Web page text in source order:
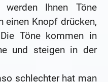
Ihnen Töne
einen Knopf drücken,
Töne kommen in
und steigen in der
schlechter hat man